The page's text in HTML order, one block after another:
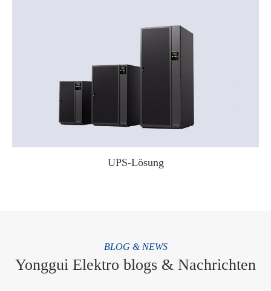
UPS-Lösung
BLOG & NEWS
Yonggui Elektro blogs & Nachrichten
WhatsApp (如 +85291234567)